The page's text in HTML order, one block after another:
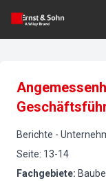
Berichte -
Seite: 13-14
Fachgebiete: